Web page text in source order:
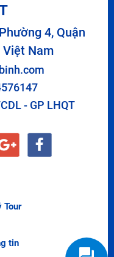
4, Quận
Việt Nam
- GP LHQT
Tour
tin